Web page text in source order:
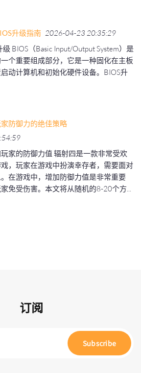
升级指南 2026-04-23 20:35:29
级 BIOS（Basic Input/Output System）是
个重要组成部分，它是一种固化在主板
启动计算机和初始化硬件设备。BIOS升
防御力的绝佳策略
家的防御力值 辐射四是一款非常受欢
，玩家在游戏中扮演幸存者，需要面对
在游戏中，增加防御力值是非常重要
免受伤害。本文将从随机的8-20个方...
订阅
Subscribe